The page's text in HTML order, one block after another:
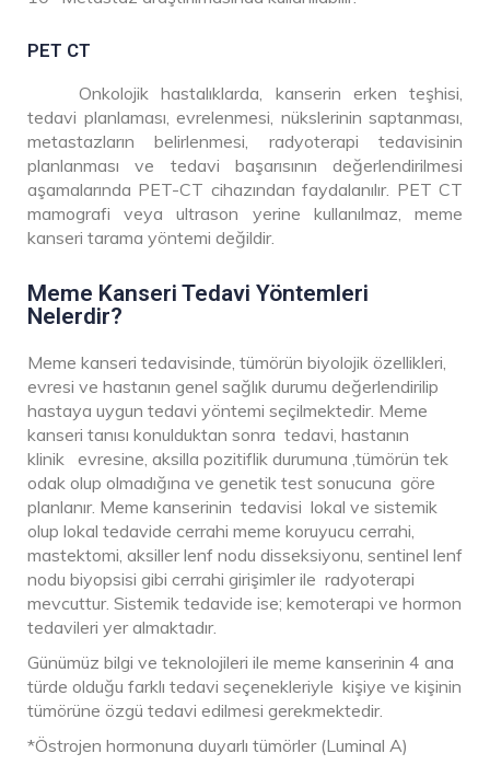
PET CT
Onkolojik hastalıklarda, kanserin erken teşhisi,
tedavi planlaması, evrelenmesi, nükslerinin saptanması,
metastazların belirlenmesi, radyoterapi tedavisinin
planlanması ve tedavi başarısının değerlendirilmesi
aşamalarında PET-CT cihazından faydalanılır. PET CT
mamografi veya ultrason yerine kullanılmaz, meme
kanseri tarama yöntemi değildir.
Meme Kanseri Tedavi Yöntemleri
Nelerdir?
Meme kanseri tedavisinde, tümörün biyolojik özellikleri,
evresi ve hastanın genel sağlık durumu değerlendirilip
hastaya uygun tedavi yöntemi seçilmektedir. Meme
kanseri tanısı konulduktan sonra tedavi, hastanın
klinik evresine, aksilla pozitiflik durumuna ,tümörün tek
odak olup olmadığına ve genetik test sonucuna göre
planlanır. Meme kanserinin tedavisi lokal ve sistemik
olup lokal tedavide cerrahi meme koruyucu cerrahi,
mastektomi, aksiller lenf nodu disseksiyonu, sentinel lenf
nodu biyopsisi gibi cerrahi girişimler ile radyoterapi
mevcuttur. Sistemik tedavide ise; kemoterapi ve hormon
tedavileri yer almaktadır.
Günümüz bilgi ve teknolojileri ile meme kanserinin 4 ana
türde olduğu farklı tedavi seçenekleriyle kişiye ve kişinin
tümörüne özgü tedavi edilmesi gerekmektedir.
*Östrojen hormonuna duyarlı tümörler (Luminal A)